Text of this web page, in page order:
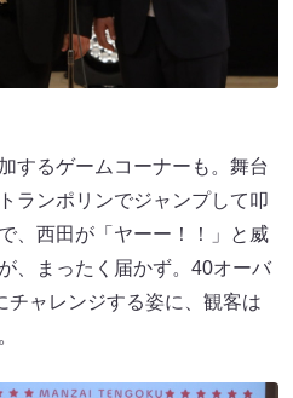
するゲームコーナーも。舞台
ランポリンでジャンプして叩
、西田が「ヤーー！！」と威
、まったく届かず。40オーバ
チャレンジする姿に、観客は